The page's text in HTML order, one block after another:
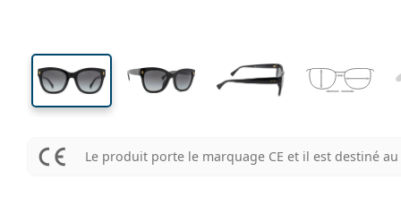
Le produit porte le marquage CE et il est destiné